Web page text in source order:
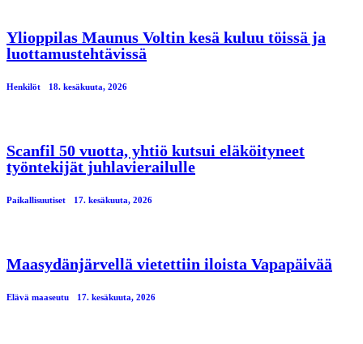
Ylioppilas Maunus Voltin kesä kuluu töissä ja
luottamustehtävissä
Henkilöt 18. kesäkuuta, 2026
Scanfil 50 vuotta, yhtiö kutsui eläköityneet
työntekijät juhlavierailulle
Paikallisuutiset 17. kesäkuuta, 2026
Maasydänjärvellä vietettiin iloista Vapapäivää
Elävä maaseutu 17. kesäkuuta, 2026